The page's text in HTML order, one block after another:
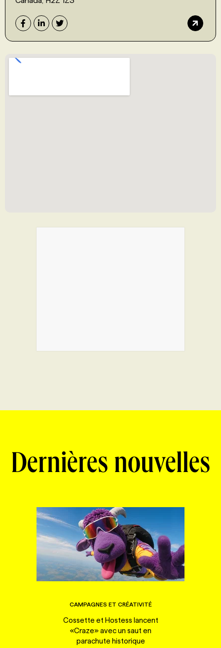
Dernières nouvelles
CAMPAGNES ET CRÉATIVITÉ
Cossette et Hostess lancent
«Craze» avec un saut en
parachute historique